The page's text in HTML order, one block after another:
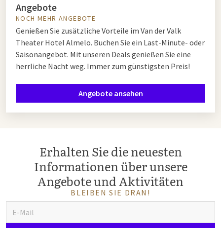
Angebote
NOCH MEHR ANGEBOTE
Genießen Sie zusätzliche Vorteile im Van der Valk
Theater Hotel Almelo. Buchen Sie ein Last-Minute- oder
Saisonangebot. Mit unseren Deals genießen Sie eine
herrliche Nacht weg. Immer zum günstigsten Preis!
Angebote ansehen
Erhalten Sie die neuesten
Informationen über unsere
Angebote und Aktivitäten
BLEIBEN SIE DRAN!